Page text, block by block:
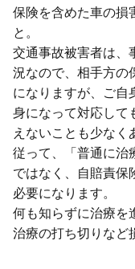
保険を含めた⾞の損
と。
交通事故被害者は、
況なので、相⼿⽅の
になりますが、ご⾃
⾝になって対応して
えないことも少なく
従って、「普通に治
ではなく、⾃賠責保
必要になります。
何も知らずに治療を
治療の打ち切りなど